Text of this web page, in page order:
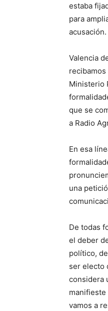
estaba
para
acusación.
Valencia
Ministerio
que se
a Radio
En esa
una
De todas
el deber
político,
ser electo
considera
manifieste
vamos a